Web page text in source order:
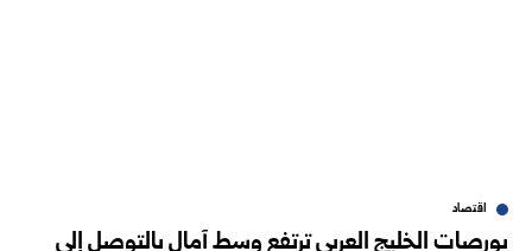
اقتصاد
بورصات الخليج العربي ترتفع وسط آمال بالتوصل إلى